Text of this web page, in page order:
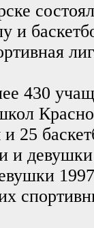
и
430
25
и девушки